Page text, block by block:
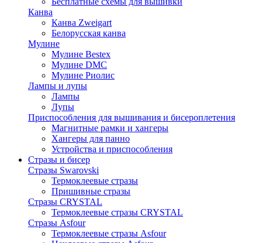
Канва
Канва Zweigart
Белорусская канва
Мулине
Мулине Bestex
Мулине DMC
Мулине Риолис
Лампы и лупы
Лампы
Лупы
Приспособления для вышивания и бисероплетения
Магнитные рамки и хангеры
Хангеры для панно
Устройства и приспособления
Стразы и бисер
Стразы Swarovski
Термоклеевые стразы
Пришивные стразы
Стразы CRYSTAL
Термоклеевые стразы CRYSTAL
Стразы Asfour
Термоклеевые стразы Asfour